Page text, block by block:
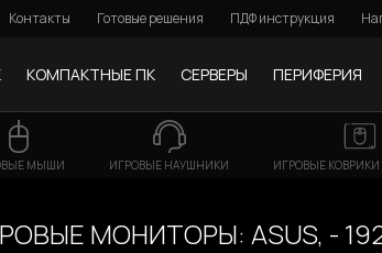
Контакты Готовые решения ПДФ инструкция
КОМПАКТНЫЕ ПК СЕРВЕРЫ ПЕРИФЕРИЯ
МЫШИ ИГРОВЫЕ НАУШНИКИ ИГРОВЫЕ
МОНИТОРЫ: ASUS, -